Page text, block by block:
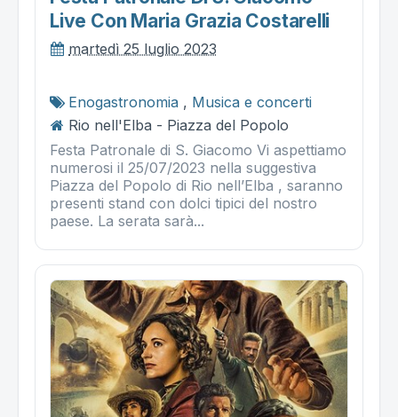
Live Con Maria Grazia Costarelli
martedì 25 luglio 2023
Enogastronomia , Musica e concerti
Rio nell'Elba - Piazza del Popolo
Festa Patronale di S. Giacomo Vi aspettiamo
numerosi il 25/07/2023 nella suggestiva
Piazza del Popolo di Rio nell’Elba , saranno
presenti stand con dolci tipici del nostro
paese. La serata sarà...